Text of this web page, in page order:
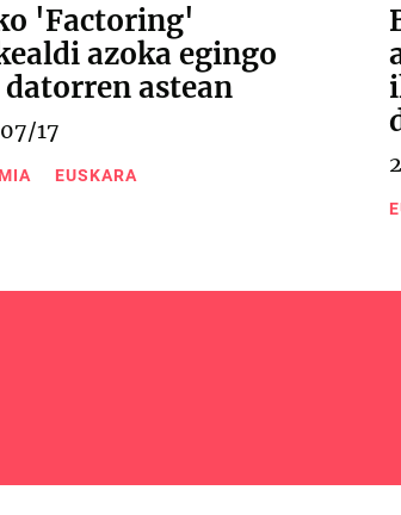
'Factoring'
azoka egingo
astean
17
EUSKARA